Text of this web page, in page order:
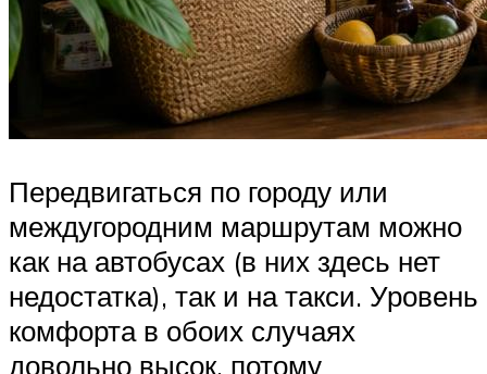
Передвигаться по городу или
междугородним маршрутам можно
как на автобусах (в них здесь нет
недостатка), так и на такси. Уровень
комфорта в обоих случаях
довольно высок, потому